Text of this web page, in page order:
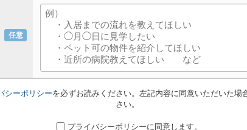
任意
シーポリシーを必ずお読みください。左記内容に同意いただいた場
さい。
プライバシーポリシーに同意します。